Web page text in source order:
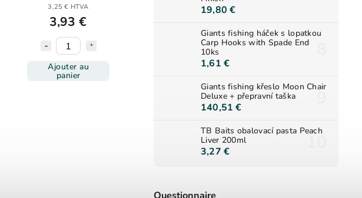
19,80 €
Giants fishing háček s lopatkou
Carp Hooks with Spade End
10ks
1,61 €
Giants fishing křeslo Moon Chair
Deluxe + přepravní taška
140,51 €
TB Baits obalovací pasta Peach
Liver 200ml
3,27 €
Questionnaire
3,25 € HTVA
3,93 €
Ajouter au
panier